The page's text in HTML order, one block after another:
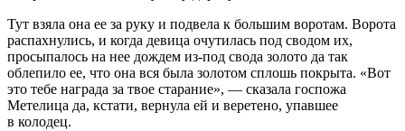
Тут взяла она ее за руку и подвела к большим воротам. Ворота
распахнулись, и когда девица очутилась под сводом их,
просыпалось на нее дождем из-под свода золото да так
облепило ее, что она вся была золотом сплошь покрыта. «Вот
это тебе награда за твое старание», — сказала госпожа
Метелица да, кстати, вернула ей и веретено, упавшее
в колодец.